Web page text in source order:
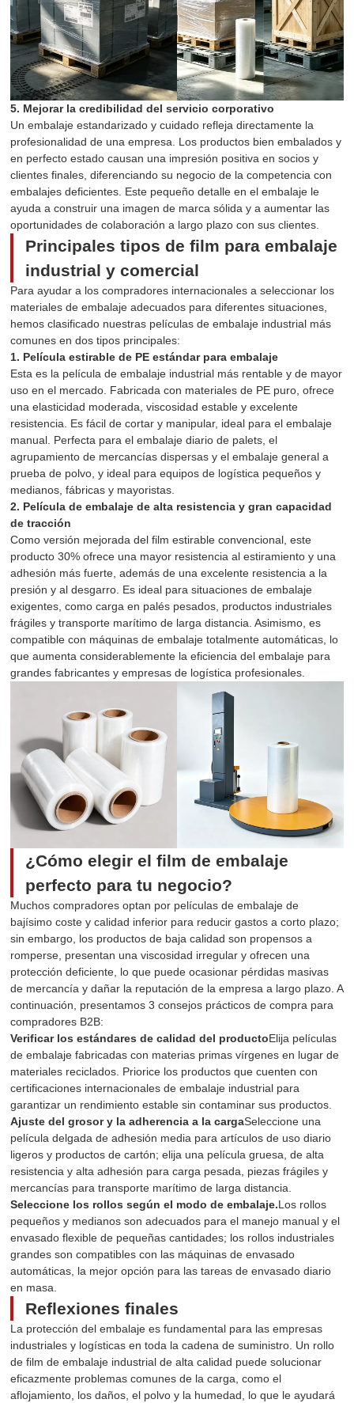
5. Mejorar la credibilidad del servicio corporativo
Un embalaje estandarizado y cuidado refleja directamente la
profesionalidad de una empresa. Los productos bien embalados y
en perfecto estado causan una impresión positiva en socios y
clientes finales, diferenciando su negocio de la competencia con
embalajes deficientes. Este pequeño detalle en el embalaje le
ayuda a construir una imagen de marca sólida y a aumentar las
oportunidades de colaboración a largo plazo con sus clientes.
Principales tipos de film para embalaje
industrial y comercial
Para ayudar a los compradores internacionales a seleccionar los
materiales de embalaje adecuados para diferentes situaciones,
hemos clasificado nuestras películas de embalaje industrial más
comunes en dos tipos principales:
1. Película estirable de PE estándar para embalaje
Esta es la película de embalaje industrial más rentable y de mayor
uso en el mercado. Fabricada con materiales de PE puro, ofrece
una elasticidad moderada, viscosidad estable y excelente
resistencia. Es fácil de cortar y manipular, ideal para el embalaje
manual. Perfecta para el embalaje diario de palets, el
agrupamiento de mercancías dispersas y el embalaje general a
prueba de polvo, y ideal para equipos de logística pequeños y
medianos, fábricas y mayoristas.
2. Película de embalaje de alta resistencia y gran capacidad
de tracción
Como versión mejorada del film estirable convencional, este
producto 30% ofrece una mayor resistencia al estiramiento y una
adhesión más fuerte, además de una excelente resistencia a la
presión y al desgarro. Es ideal para situaciones de embalaje
exigentes, como carga en palés pesados, productos industriales
frágiles y transporte marítimo de larga distancia. Asimismo, es
compatible con máquinas de embalaje totalmente automáticas, lo
que aumenta considerablemente la eficiencia del embalaje para
grandes fabricantes y empresas de logística profesionales.
¿Cómo elegir el film de embalaje
perfecto para tu negocio?
Muchos compradores optan por películas de embalaje de
bajísimo coste y calidad inferior para reducir gastos a corto plazo;
sin embargo, los productos de baja calidad son propensos a
romperse, presentan una viscosidad irregular y ofrecen una
protección deficiente, lo que puede ocasionar pérdidas masivas
de mercancía y dañar la reputación de la empresa a largo plazo. A
continuación, presentamos 3 consejos prácticos de compra para
compradores B2B:
Verificar los estándares de calidad del productoElija películas
de embalaje fabricadas con materias primas vírgenes en lugar de
materiales reciclados. Priorice los productos que cuenten con
certificaciones internacionales de embalaje industrial para
garantizar un rendimiento estable sin contaminar sus productos.
Ajuste del grosor y la adherencia a la cargaSeleccione una
película delgada de adhesión media para artículos de uso diario
ligeros y productos de cartón; elija una película gruesa, de alta
resistencia y alta adhesión para carga pesada, piezas frágiles y
mercancías para transporte marítimo de larga distancia.
Seleccione los rollos según el modo de embalaje.Los rollos
pequeños y medianos son adecuados para el manejo manual y el
envasado flexible de pequeñas cantidades; los rollos industriales
grandes son compatibles con las máquinas de envasado
automáticas, la mejor opción para las tareas de envasado diario
en masa.
Reflexiones finales
La protección del embalaje es fundamental para las empresas
industriales y logísticas en toda la cadena de suministro. Un rollo
de film de embalaje industrial de alta calidad puede solucionar
eficazmente problemas comunes de la carga, como el
aflojamiento, los daños, el polvo y la humedad, lo que le ayudará